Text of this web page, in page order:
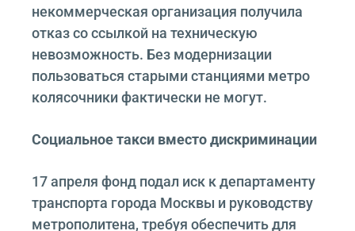
некоммерческая организация получила
отказ со ссылкой на техническую
невозможность. Без модернизации
пользоваться старыми станциями метро
колясочники фактически не могут.
Социальное такси вместо дискриминации
17 апреля фонд подал иск к департаменту
транспорта города Москвы и руководству
метрополитена, требуя обеспечить для